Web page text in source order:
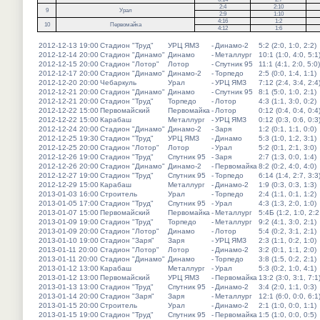
9
Урал
2:4
2:10
2:9
1:10
10
Первомайка
4:16
1:2
4:12
1:6
2012-12-13 19:00Стадион "Труд" УРЦ ЯМЗ - Динамо-2
5:2 (2:0, 1:0, 2:2)
2012-12-14 20:00Стадион "Динамо" Динамо -Металлург
10:1 (1:0, 4:0, 5:1)
2012-12-15 20:00Стадион "Лотор" Лотор -Спутник 95
11:1 (4:1, 2:0, 5:0)
2012-12-17 20:00Стадион "Динамо" Динамо-2 -Торпедо
2:5 (0:0, 1:4, 1:1)
2012-12-20 20:00Чебаркуль Урал -УРЦ ЯМЗ
7:12 (2:4, 3:4, 2:4)
2012-12-21 20:00Стадион "Динамо" Динамо -Спутник 95
8:1 (5:0, 1:0, 2:1)
2012-12-21 20:00Стадион "Труд" Торпедо - Лотор
4:3 (1:1, 3:0, 0:2)
2012-12-22 15:00Первомайский Первомайка - Лотор
0:12 (0:4, 0:4, 0:4)
2012-12-22 15:00Карабаш Металлург -УРЦ ЯМЗ
0:12 (0:3, 0:6, 0:3)
2012-12-24 20:00Стадион "Динамо" Динамо-2 -Заря
1:2 (0:1, 1:1, 0:0)
2012-12-25 19:30Стадион "Труд" УРЦ ЯМЗ - Динамо
5:3 (1:0, 1:2, 3:1)
2012-12-25 20:00Стадион "Лотор" Лотор -Урал
5:2 (0:1, 2:1, 3:0)
2012-12-26 19:00Стадион "Труд" Спутник 95 -Заря
2:7 (1:3, 0:0, 1:4)
2012-12-26 20:00Стадион "Динамо" Динамо-2 -Первомайка 8:2 (0:2, 4:0, 4:0)
2012-12-27 19:00Стадион "Труд" Спутник 95 -Торпедо
6:14 (1:4, 2:7, 3:3)
2012-12-29 15:00Карабаш Металлург - Динамо-2
1:9 (0:3, 0:3, 1:3)
2013-01-03 16:00Строитель Урал -Торпедо
2:4 (1:1, 0:1, 1:2)
2013-01-05 17:00Стадион "Труд" Спутник 95 -Урал
4:3 (1:3, 2:0, 1:0)
2013-01-07 15:00Первомайский Первомайка -Металлург
5:4Б (1:2, 1:0,
2013-01-09 19:00Стадион "Труд" Торпедо -Металлург
9:2 (4:1, 3:0, 2:1)
2013-01-09 20:00Стадион "Лотор" Динамо - Лотор
5:4 (0:2, 3:1, 2:1)
2013-01-10 19:00Стадион "Заря" Заря -УРЦ ЯМЗ
2:3 (1:1, 0:2, 1:0)
2013-01-11 20:00 Стадион "Лотор" Лотор - Динамо-2
3:2 (0:1, 1:1, 2:0)
2013-01-11 20:00 Стадион "Динамо" Динамо -Торпедо
3:8 (1:5, 0:2, 2:1)
2013-01-12 13:00Карабаш Металлург -Урал
5:3 (0:2, 1:0, 4:1)
2013-01-12 13:00Первомайский УРЦ ЯМЗ -Первомайка 13:2 (3:0, 3:1, 7:1)
2013-01-13 13:00Стадион "Труд" Спутник 95 - Динамо-2
3:4 (2:0, 1:1, 0:3)
2013-01-14 20:00Стадион "Заря" Заря -Металлург
12:1 (6:0, 0:0, 6:1)
2013-01-15 20:00Строитель Урал - Динамо-2
2:1 (1:0, 0:0, 1:1)
2013-01-15 19:00Стадион "Труд" Спутник 95 -Первомайка 1:5 (1:0, 0:0, 0:5)